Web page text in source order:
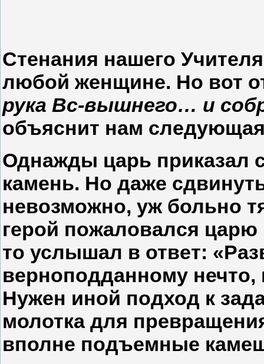
Стенания нашего
любой женщине. Но вот
рука Вс-вышнего… и
объяснит нам
Однажды царь приказал
камень. Но даже
невозможно, уж больно
герой пожаловался
то услышал в ответ:
верноподданному
Нужен иной подход к
молотка для
вполне подъемные